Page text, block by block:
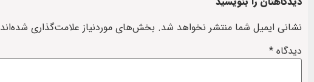
نشانی ایمیل شما منتشر نخواهد شد. بخش‌های موردنیاز علامت‌گذاری شده‌اند
دیدگاه *